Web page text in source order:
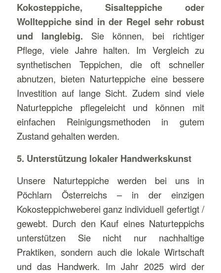
Kokosteppiche, Sisalteppiche oder
Wollteppiche sind in der Regel sehr robust
und langlebig. Sie können, bei richtiger
Pflege, viele Jahre halten. Im Vergleich zu
synthetischen Teppichen, die oft schneller
abnutzen, bieten Naturteppiche eine bessere
Investition auf lange Sicht. Zudem sind viele
Naturteppiche pflegeleicht und können mit
einfachen Reinigungsmethoden in gutem
Zustand gehalten werden.
5. Unterstützung lokaler Handwerkskunst
Unsere Naturteppiche werden bei uns in
Pöchlarn Österreichs – in der einzigen
Kokosteppichweberei ganz individuell gefertigt /
gewebt. Durch den Kauf eines Naturteppichs
unterstützen Sie nicht nur nachhaltige
Praktiken, sondern auch die lokale Wirtschaft
und das Handwerk. Im Jahr 2025 wird der